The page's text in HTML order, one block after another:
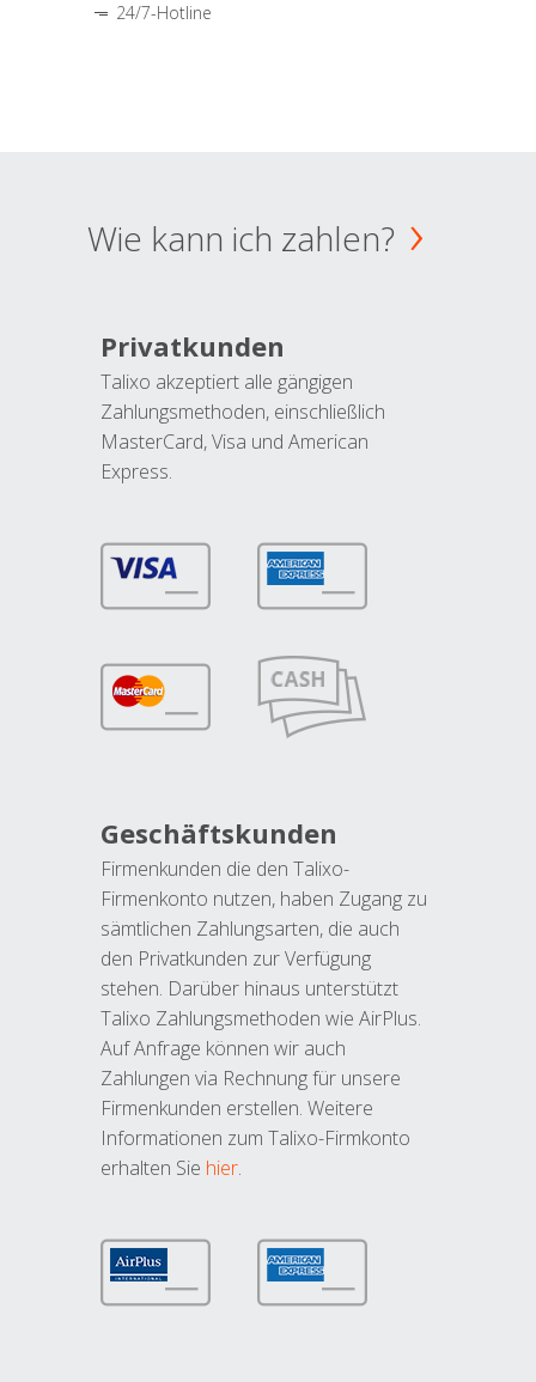
24/7-Hotline
Wie kann ich zahlen?
Privatkunden
Talixo akzeptiert alle gängigen
Zahlungsmethoden, einschließlich
MasterCard, Visa und American
Express.
Geschäftskunden
Firmenkunden die den Talixo-
Firmenkonto nutzen, haben Zugang zu
sämtlichen Zahlungsarten, die auch
den Privatkunden zur Verfügung
stehen. Darüber hinaus unterstützt
Talixo Zahlungsmethoden wie AirPlus.
Auf Anfrage können wir auch
Zahlungen via Rechnung für unsere
Firmenkunden erstellen. Weitere
Informationen zum Talixo-Firmkonto
erhalten Sie hier.